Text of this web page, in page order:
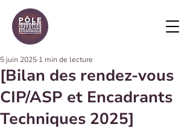
[Bilan des rendez-vous
CIP/ASP et Encadrants
Techniques 2025]
5 juin 2025 1 min de lecture